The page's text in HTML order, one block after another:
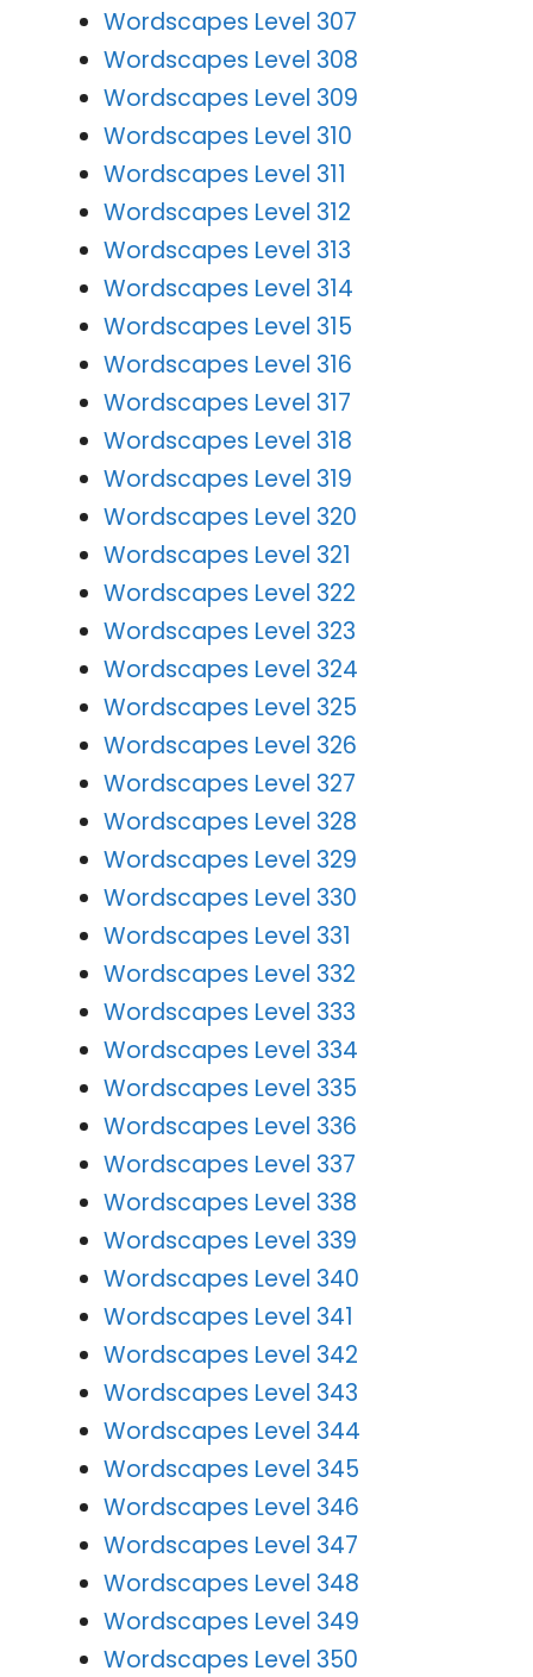
Wordscapes Level 307
Wordscapes Level 308
Wordscapes Level 309
Wordscapes Level 310
Wordscapes Level 311
Wordscapes Level 312
Wordscapes Level 313
Wordscapes Level 314
Wordscapes Level 315
Wordscapes Level 316
Wordscapes Level 317
Wordscapes Level 318
Wordscapes Level 319
Wordscapes Level 320
Wordscapes Level 321
Wordscapes Level 322
Wordscapes Level 323
Wordscapes Level 324
Wordscapes Level 325
Wordscapes Level 326
Wordscapes Level 327
Wordscapes Level 328
Wordscapes Level 329
Wordscapes Level 330
Wordscapes Level 331
Wordscapes Level 332
Wordscapes Level 333
Wordscapes Level 334
Wordscapes Level 335
Wordscapes Level 336
Wordscapes Level 337
Wordscapes Level 338
Wordscapes Level 339
Wordscapes Level 340
Wordscapes Level 341
Wordscapes Level 342
Wordscapes Level 343
Wordscapes Level 344
Wordscapes Level 345
Wordscapes Level 346
Wordscapes Level 347
Wordscapes Level 348
Wordscapes Level 349
Wordscapes Level 350